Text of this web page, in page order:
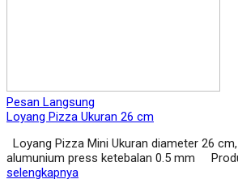
Pesan Langsung
Loyang Pizza Ukuran 26 cm
Loyang Pizza Mini Ukuran diameter 26
alumunium press ketebalan 0.5 mm
selengkapnya